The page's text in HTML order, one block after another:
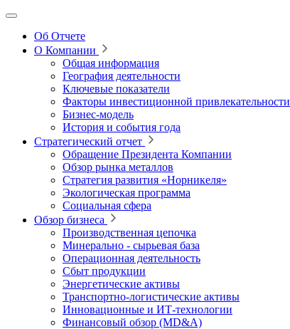
Об Отчете
О Компании
Общая информация
География деятельности
Ключевые показатели
Факторы инвестиционной привлекательности
Бизнес-модель
История и события года
Стратегический отчет
Обращение Президента Компании
Обзор рынка металлов
Стратегия развития «Норникеля»
Экологическая программа
Социальная сфера
Обзор бизнеса
Производственная цепочка
Минерально ‑ сырьевая база
Операционная деятельность
Сбыт продукции
Энергетические активы
Транспортно-логистические активы
Инновационные и ИТ‑технологии
Финансовый обзор (MD&A)